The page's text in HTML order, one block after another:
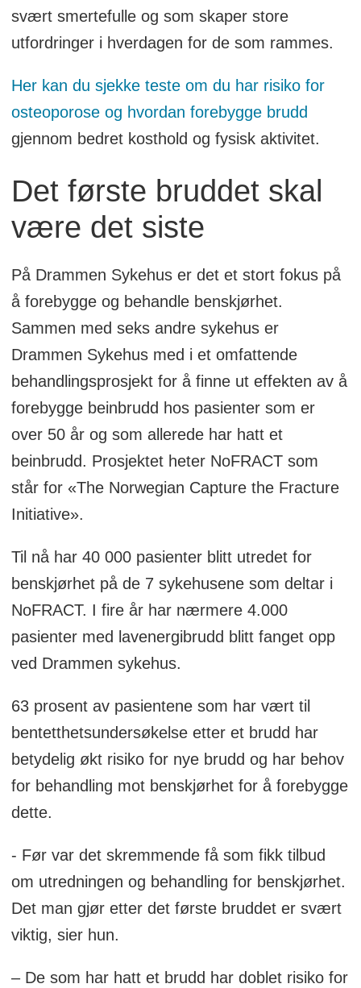
svært smertefulle og som skaper store
utfordringer i hverdagen for de som rammes.
Her kan du sjekke teste om du har risiko for
osteoporose og hvordan forebygge brudd
gjennom bedret kosthold og fysisk aktivitet.
Det første bruddet skal
være det siste
På Drammen Sykehus er det et stort fokus på
å forebygge og behandle benskjørhet.
Sammen med seks andre sykehus er
Drammen Sykehus med i et omfattende
behandlingsprosjekt for å finne ut effekten av å
forebygge beinbrudd hos pasienter som er
over 50 år og som allerede har hatt et
beinbrudd. Prosjektet heter NoFRACT som
står for «The Norwegian Capture the Fracture
Initiative».
Til nå har 40 000 pasienter blitt utredet for
benskjørhet på de 7 sykehusene som deltar i
NoFRACT. I fire år har nærmere 4.000
pasienter med lavenergibrudd blitt fanget opp
ved Drammen sykehus.
63 prosent av pasientene som har vært til
bentetthetsundersøkelse etter et brudd har
betydelig økt risiko for nye brudd og har behov
for behandling mot benskjørhet for å forebygge
dette.
- Før var det skremmende få som fikk tilbud
om utredningen og behandling for benskjørhet.
Det man gjør etter det første bruddet er svært
viktig, sier hun.
– De som har hatt et brudd har doblet risiko for